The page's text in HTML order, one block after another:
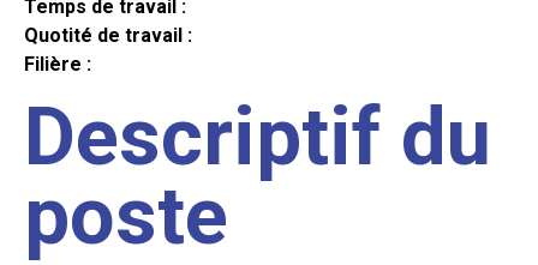
Temps de travail :
Quotité de travail :
Filière :
Descriptif du
poste